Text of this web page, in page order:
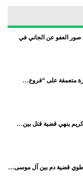
صور العفو عن الجاني في
متعمقة على “فروع…
كريم ينهي قضية قتل بين…
يطوي قضية دم بين آل موسى…